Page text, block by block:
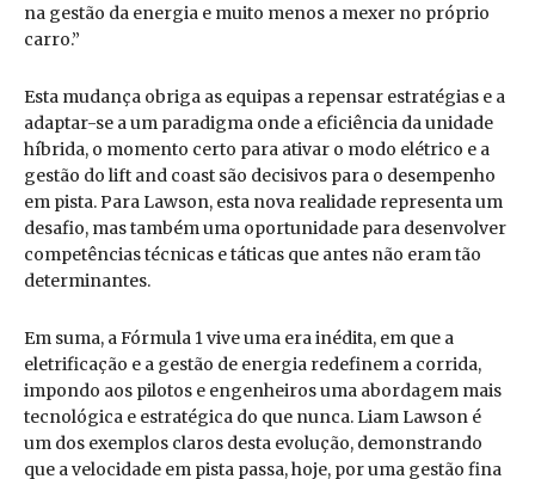
na gestão da energia e muito menos a mexer no próprio
carro.”
Esta mudança obriga as equipas a repensar estratégias e a
adaptar-se a um paradigma onde a eficiência da unidade
híbrida, o momento certo para ativar o modo elétrico e a
gestão do lift and coast são decisivos para o desempenho
em pista. Para Lawson, esta nova realidade representa um
desafio, mas também uma oportunidade para desenvolver
competências técnicas e táticas que antes não eram tão
determinantes.
Em suma, a Fórmula 1 vive uma era inédita, em que a
eletrificação e a gestão de energia redefinem a corrida,
impondo aos pilotos e engenheiros uma abordagem mais
tecnológica e estratégica do que nunca. Liam Lawson é
um dos exemplos claros desta evolução, demonstrando
que a velocidade em pista passa, hoje, por uma gestão fina